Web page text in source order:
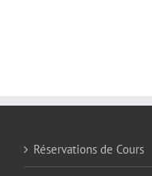
Réservations de Cours